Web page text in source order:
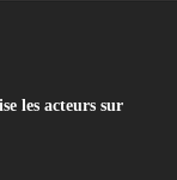
les acteurs sur